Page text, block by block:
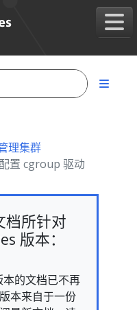
理集群
配置 cgroup 驱动
档所针对
版本：
的文档已不再
本来自于一份